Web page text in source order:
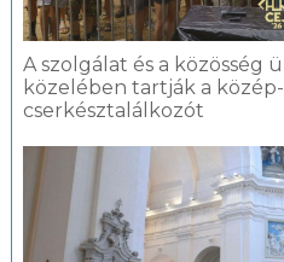
A szolgálat és a közösség
közelében tartják a
cserkésztalálkozót